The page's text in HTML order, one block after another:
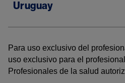
Uruguay
Para uso exclusivo del
uso exclusivo para el
Profesionales de la salud